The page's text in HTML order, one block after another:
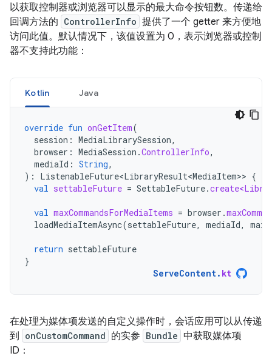
以获取控制器或浏览器可以显示的最大命令按钮数。传递给
回调方法的 ControllerInfo 提供了一个 getter 来方便地
访问此值。默认情况下，该值设置为 0，表示浏览器或控制
器不支持此功能：
Kotlin Java
override fun onGetItem(
session : MediaLibrarySession,
browser : MediaSession .ControllerInfo,
mediaId : String,
):
ListenableFuture<LibraryResult<MediaItem>> {
val settableFuture = SettableFuture.
val maxCommandsForMediaItems = browser .
loadMediaItemAsync(settableFuture, mediaId,
return settableFuture
}
ServeContent. kt
在处理为媒体项发送的自定义操作时，会话应用可以从传递
到
onCustomCommand 的实参 Bundle 中获取媒体项
ID：